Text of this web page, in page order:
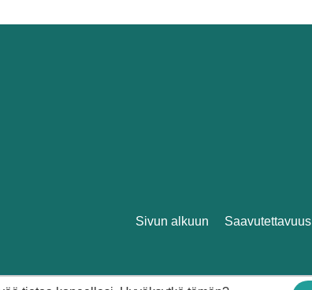
Sivun alkuun Saavutettavuus